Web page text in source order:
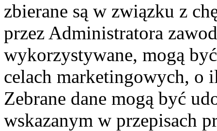
zbierane są w związku z
przez Administratora
wykorzystywane, mogą
celach marketingowych, o
Zebrane dane mogą być
wskazanym w przepisach